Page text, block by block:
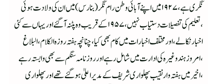
نگری ہے ،۱۹۲۷ میں اپنے آبائی وطن رام نگر(بنارس )میں ان کی ولادت ہوئی
،تعلیم کی تفصیلات دستیاب نہیں ،۱۹۵۷ کے قریب وہ پٹنہ آگئے اور یہاں سے کئی
اخبار نکالے ،اور مختلف اخبارات میں کام بھی کیا ،چنانچہ ہفتہ روزہ الکلام ،البلاغ
،امروز ہند وغیر ہ کی ادارت میں شامل رہے اور روزنامہ سنگم سے بھی وابستہ رہے
،اخیر میں ہفتہ وار نقیب پھلواری شریف کے مدیر اعلیٰ ہوگئے تھے اور پھلواری